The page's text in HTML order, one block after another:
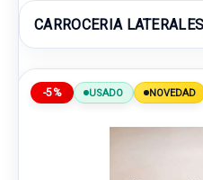
CARROCERIA LATERALES
-5% USADO NOVEDAD